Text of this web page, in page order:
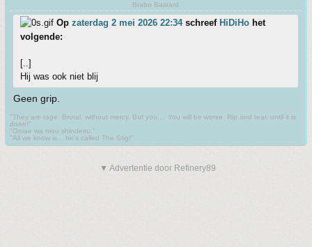
Brabo Bastard
Op zaterdag 2 mei 2026 22:34schreef HiDiHo het
volgende:
[..]
Hij was ook niet blij
Geen grip.
"They are rage. Brutal, without mercy. But you.... You will be worse. Rip and tear, until it is
done!"
"Omae wa mou shindeiru."
"All we know is... he's called The Stig!"
▼ Advertentie door Refinery89